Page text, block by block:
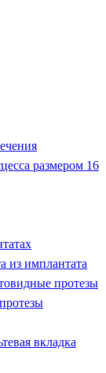
размером 16
из имплантата
протезы
вкладка